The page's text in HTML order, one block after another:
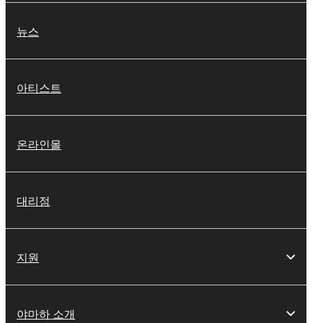
뉴스
아티스트
온라인몰
대리점
지원
야마하 소개